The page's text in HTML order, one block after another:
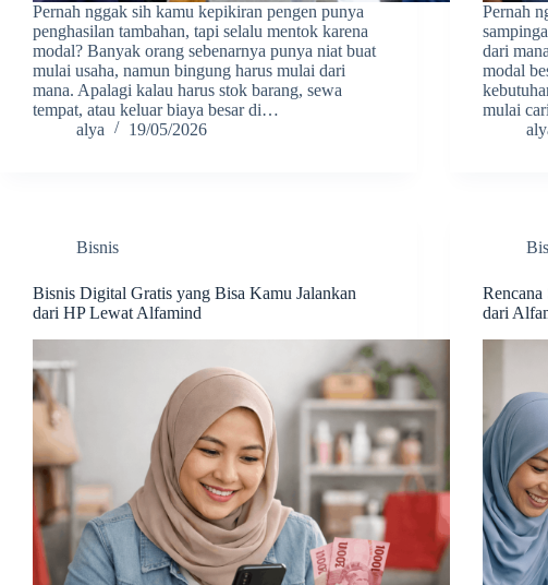
Pernah nggak sih kamu kepikiran pengen punya
penghasilan tambahan, tapi selalu mentok karena
modal? Banyak orang sebenarnya punya niat buat
mulai usaha, namun bingung harus mulai dari
mana. Apalagi kalau harus stok barang, sewa
tempat, atau keluar biaya besar di…
alya
19/05/2026
Pernah
dari
modal
mulai
Bisnis
Bisnis Digital Gratis yang Bisa Kamu Jalankan
dari HP Lewat Alfamind
Rencana
dari